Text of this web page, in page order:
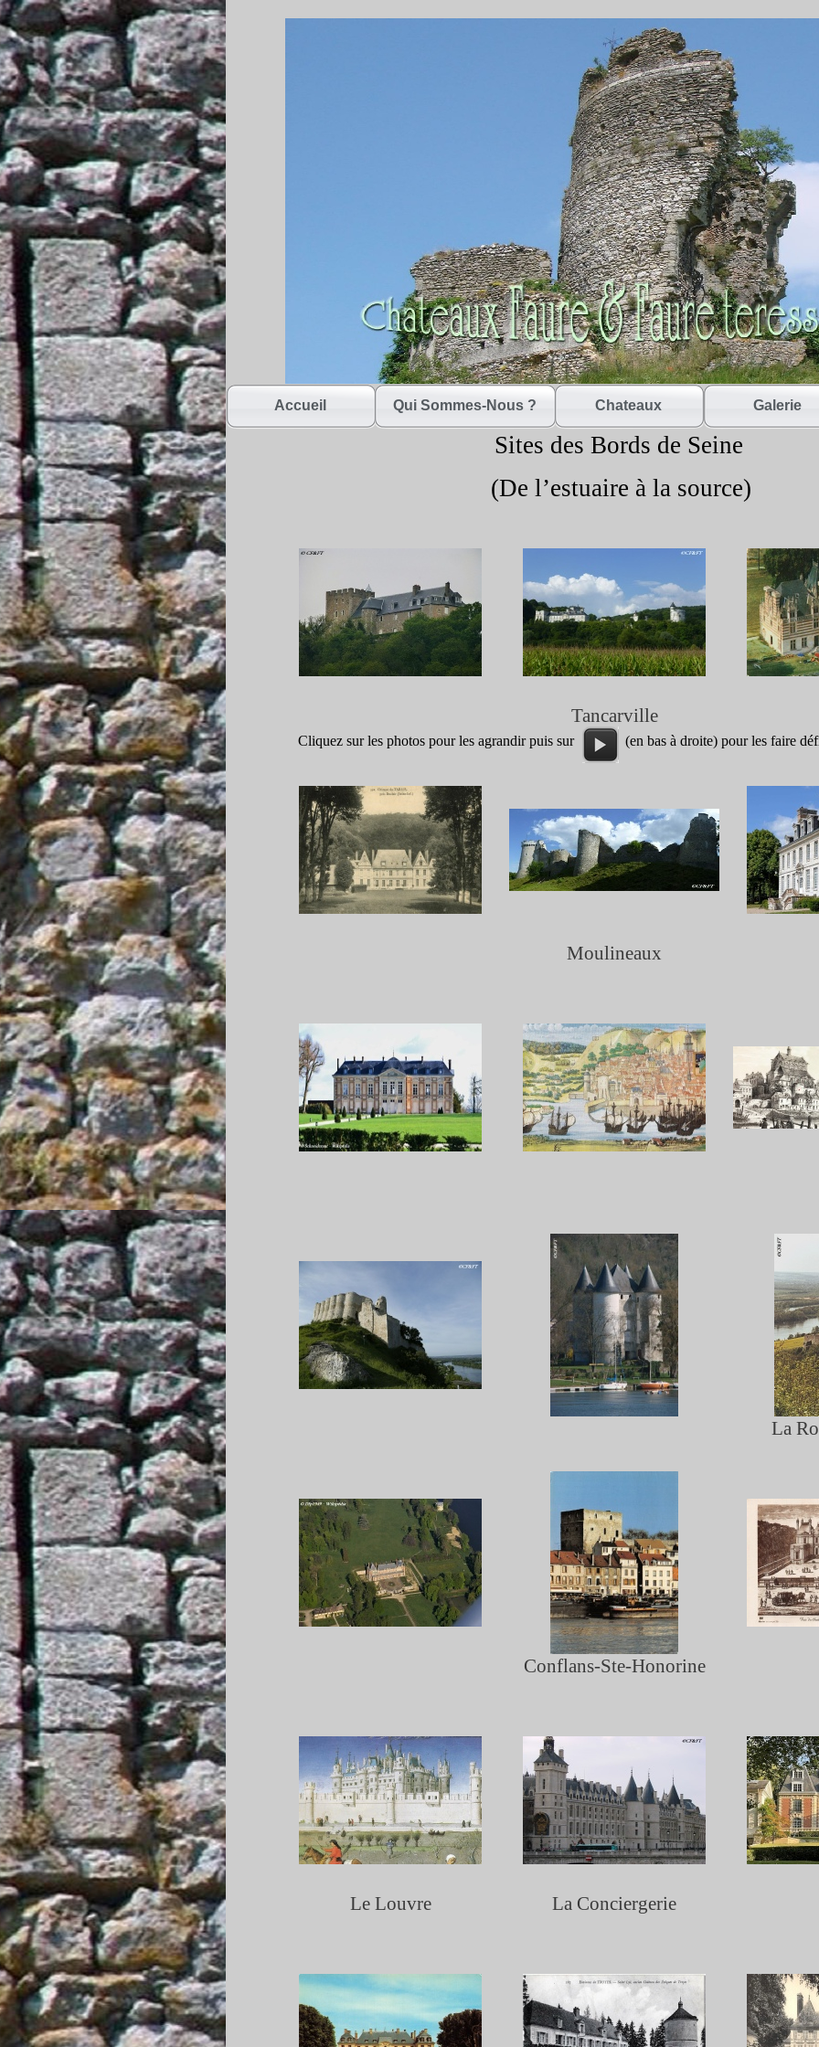
Accueil Qui Sommes-Nous ? Chateaux Galerie
Sites des Bords de Seine
(De l’estuaire à la source)
Cliquez sur les photos pour les agrandir puis sur (en bas à droite) pour les faire
Tancarville
Moulineaux
La
Conflans-Ste-Honorine
La Conciergerie
Le Louvre